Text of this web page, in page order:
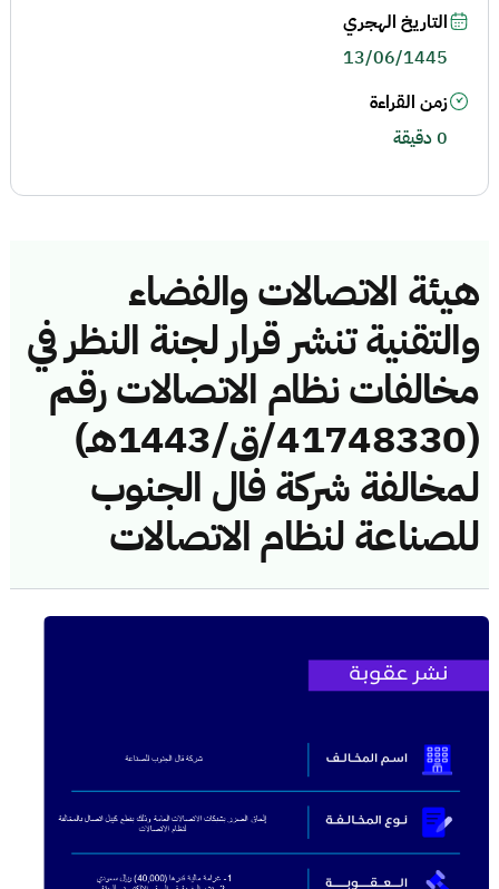
هيئة الاتصالات والفضاء
والتقنية تنشر قرار لجنة النظر في
مخالفات نظام الاتصالات رقم
(41748330/ق/1443هـ)
لمخالفة شركة فال الجنوب
للصناعة لنظام الاتصالات
التاريخ الهجري
13/06/1445
زمن القراءة
0 دقيقة